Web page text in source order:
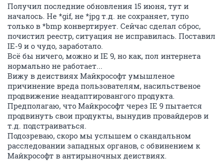
Получил последние обновления 15 июня, тут и
началось. Не *gif, не *jpg т.д. не сохраняет, тупо
только в *bmp конвертирует. Сейчас сделал сброс,
почистил реестр, ситуация не исправилась. Поставил
IE-9 и о чудо, заработало.
Всё бы ничего, можно и IE 9, но как, пол интернета
нормально не работает...
Вижу в деиствиях Майкрософт умышленое
причинение вреда пользователям, насильственое
продвижение неадаптировангого продукта.
Предполагаю, что Майкрософт через IE 9 пытается
продвинуть свои продукты, вынудив провайдеров и
т.д. подстраиваться.
Подозреваю, скоро мы услышем о скандальном
расследовании западных органов, с обвинением к
Майкрософт в антирыночных деиствиях.